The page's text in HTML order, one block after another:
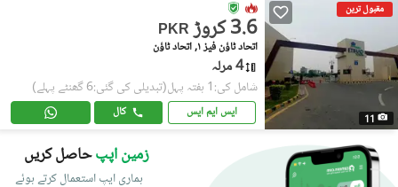
مقبول ترین
11
PKR 3.6 کروڑ
اتحاد ٹاؤن فیز ١, اتحاد ٹاؤن
4 مرلہ
شامل کی:1 ہفتہ پہل (تبدیلی کی گئی:6 گھنٹے پہلے)
ایس ایم ایس کال
زمین اپپحاصل کریں
ہماری ایپ استعمال کرتے ہوئے